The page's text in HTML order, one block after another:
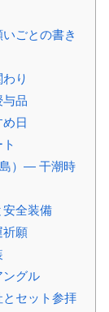
ごとの書き
り
品
日
）— 干潮時
安全装備
祈願
ングル
セット参拝